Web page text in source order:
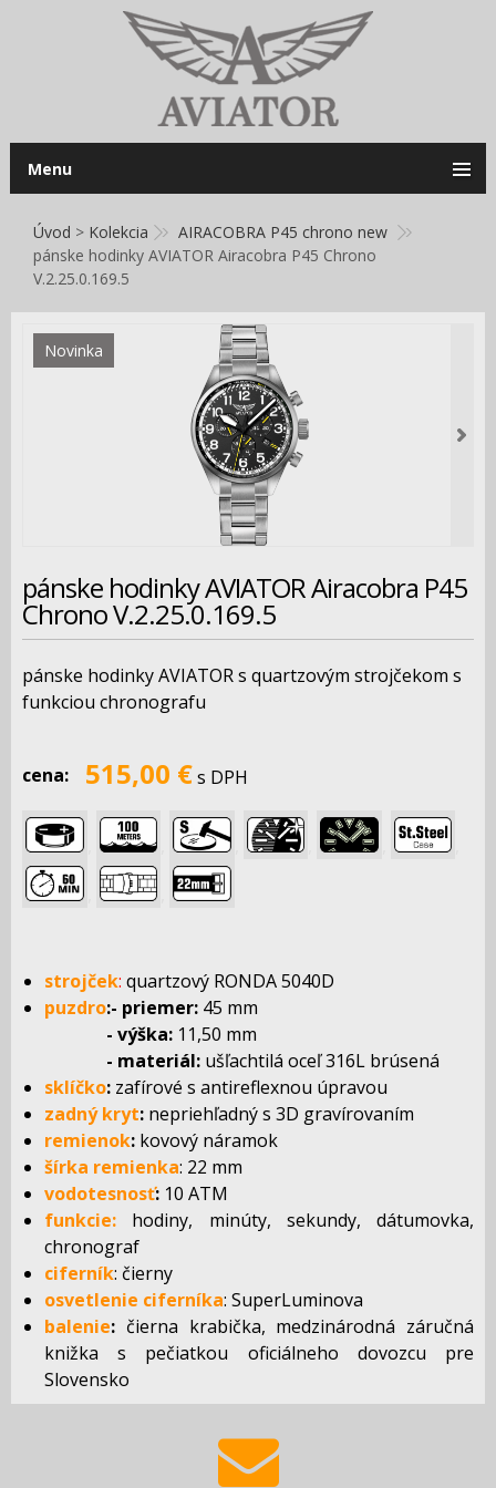
Úvod > Kolekcia
AIRACOBRA P45 chrono new
pánske hodinky AVIATOR Airacobra P45 Chrono
V.2.25.0.169.5
Novinka
pánske hodinky AVIATOR Airacobra P45
Chrono V.2.25.0.169.5
pánske hodinky AVIATOR s quartzovým strojčekom s
funkciou chronografu
cena: 515,00 €s DPH
strojček: quartzový RONDA 5040D
puzdro:- priemer: 45 mm
- výška: 11,50 mm
- materiál: ušľachtilá oceľ 316L brúsená
sklíčko: zafírové s antireflexnou úpravou
zadný kryt: nepriehľadný s 3D gravírovaním
remienok: kovový náramok
šírka remienka: 22 mm
vodotesnosť: 10 ATM
funkcie:
hodiny, minúty, sekundy, dátumovka,
chronograf
ciferník: čierny
osvetlenie ciferníka: SuperLuminova
balenie: čierna krabička, medzinárodná záručná
knižka s pečiatkou oficiálneho dovozcu pre
Slovensko
Menu